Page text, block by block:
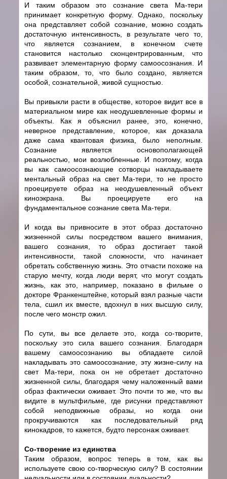
И таким образом это сознание света Ма-тери
принимает конкретную форму. Однако, поскольку
она представляет собой сознание, можно создать
достаточную интенсивность, в результате чего то,
что является сознанием, в конечном счете
становится настолько сконцентрированным, что
развивает элементарную форму самоосознания. И
таким образом, то, что было создано, является
особой, сознательной, живой сущностью.
Вы привыкли расти в обществе, которое видит все в
материальном мире как неодушевленные формы и
объекты. Как я объяснил ранее, это, конечно,
неверное представление, которое, как доказала
даже сама квантовая физика, было неполным.
Сознание является основополагающей
реальностью, мои возлюбленные. И поэтому, когда
вы как самоосознающие cотворцы накладываете
ментальный образ на свет Ма-тери, то не просто
проецируете образ на неодушевленный объект
киноэкрана. Вы проецируете его на
фундаментальное сознание света Ма-тери.
И когда вы привносите в этот образ достаточно
жизненной силы посредством вашего внимания,
вашего сознания, то образ достигает такой
интенсивности, такой сложности, что начинает
обретать собственную жизнь. Это отчасти похоже на
старую мечту, когда люди верят, что могут создать
жизнь, как это, например, показано в фильме о
докторе Франкенштейне, который взял разные части
тела, сшил их вместе, вдохнул в них высшую силу,
после чего монстр ожил.
По сути, вы все делаете это, когда cо-творите,
поскольку это сила вашего сознания. Благодаря
вашему самоосознанию вы обладаете силой
накладывать это самоосознание, эту жизне-силу на
свет Ма-тери, пока он не обретает достаточно
жизненной силы, благодаря чему наложенный вами
образ фактически оживает. Это почти то же, что вы
видите в мультфильме, где рисунки представляют
собой неподвижные образы, но когда они
прокручиваются как последовательный ряд
кинокадров, то кажется, будто персонаж оживает.
Cо-творение из единства
Таким образом, вопрос теперь в том, как вы
используете свою cо-творческую силу? В состоянии